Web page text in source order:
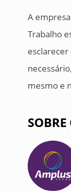
A
Trabalho
mesmo e